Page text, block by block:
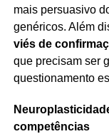
mais persuasivo
genéricos. Além
viés de
que precisam ser
questionamento
competências